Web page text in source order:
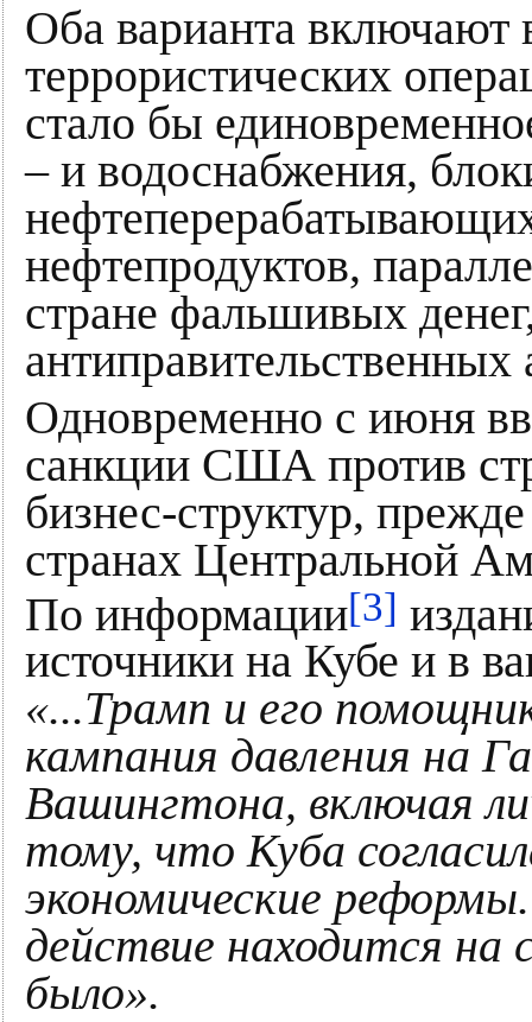
Оба варианта включают
террористических
стало бы
– и водоснабжения,
нефтепродуктов,
стране фальшивых
антиправительственных
Одновременно с июня
санкции США против
бизнес-структур,
странах Центральной
По информации[3]
источники на Кубе и в
«...Трамп и его
кампания давления на
Вашингтона, включая
тому, что Куба
экономические
действие находится на
было».